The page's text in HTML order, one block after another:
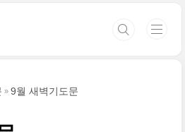
9월 새벽기도문